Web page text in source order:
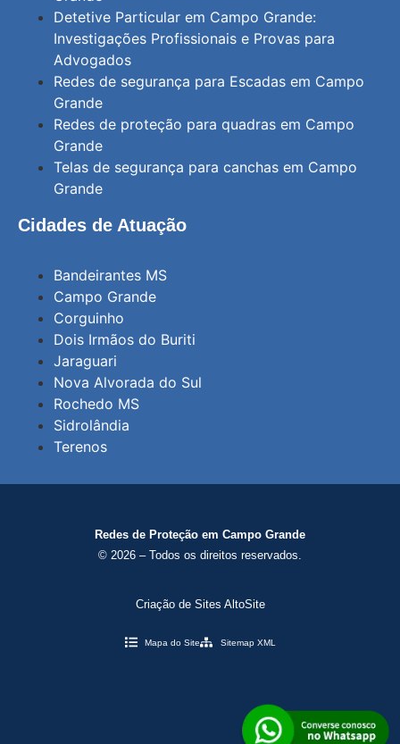
Detetive Particular em Campo Grande:
Investigações Profissionais e Provas para
Advogados
Redes de segurança para Escadas em Campo
Grande
Redes de proteção para quadras em Campo
Grande
Telas de segurança para canchas em Campo
Grande
Cidades de Atuação
Bandeirantes MS
Campo Grande
Corguinho
Dois Irmãos do Buriti
Jaraguari
Nova Alvorada do Sul
Rochedo MS
Sidrolândia
Terenos
Redes de Proteção em Campo Grande
© 2026 – Todos os direitos reservados.
Criação de Sites AltoSite
Mapa do Site Sitemap XML